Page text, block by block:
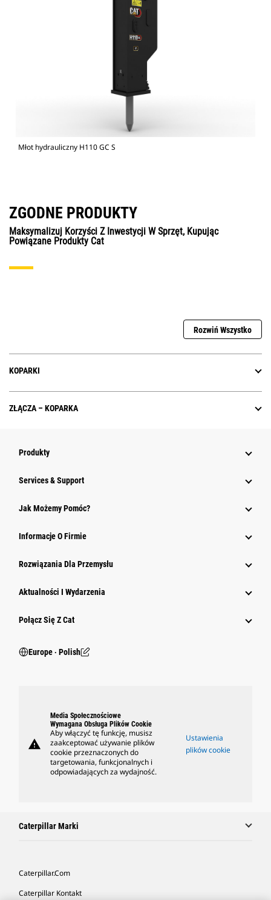
Młot hydrauliczny H110 GC S
ZGODNE PRODUKTY
Maksymalizuj Korzyści Z Inwestycji W Sprzęt, Kupując
Powiązane Produkty Cat
Rozwiń Wszystko
KOPARKI
ZŁĄCZA – KOPARKA
Produkty
Services & Support
Jak Możemy Pomóc?
Informacje O Firmie
Rozwiązania Dla Przemysłu
Aktualności I Wydarzenia
Połącz Się Z Cat
Europe ‧ Polish
warning
Media Społecznościowe
Wymagana Obsługa Plików Cookie
Aby włączyć tę funkcję, musisz
zaakceptować używanie plików
cookie przeznaczonych do
targetowania, funkcjonalnych i
odpowiadających za wydajność.
Ustawienia
plików cookie
Caterpillar Marki
Caterpillar.com
Caterpillar Kontakt